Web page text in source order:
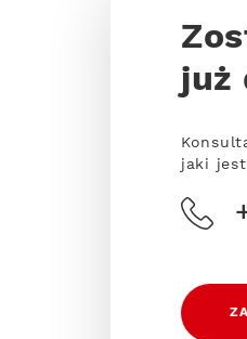
już
jaki jest